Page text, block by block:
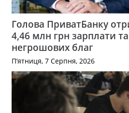
Голова ПриватБанку
4,46 млн грн зарплати
негрошових благ
П’ятниця, 7 Серпня, 2026